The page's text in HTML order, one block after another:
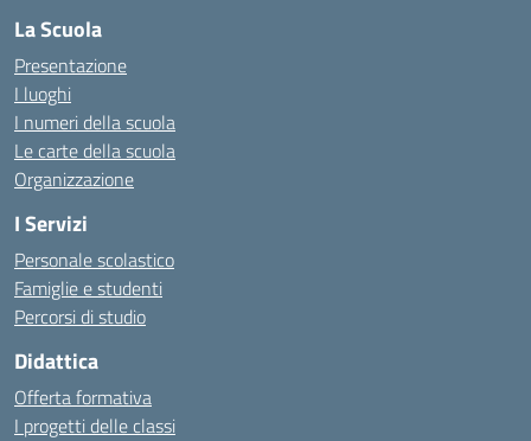
La Scuola
Presentazione
I luoghi
I numeri della scuola
Le carte della scuola
Organizzazione
I Servizi
Personale scolastico
Famiglie e studenti
Percorsi di studio
Didattica
Offerta formativa
I progetti delle classi